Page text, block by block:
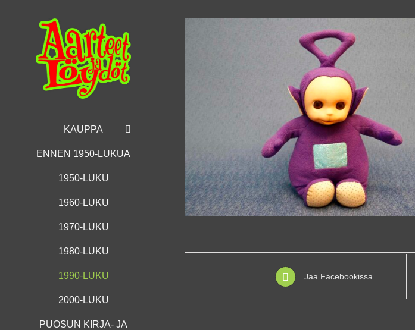
KAUPPA
ENNEN 1950-LUKUA
1950-LUKU
1960-LUKU
1970-LUKU
1980-LUKU
1990-LUKU
2000-LUKU
PUOSUN KIRJA- JA
Jaa Facebookissa